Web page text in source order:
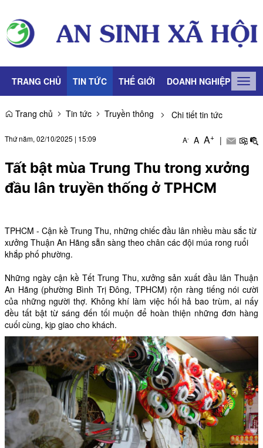
TRANG CHỦ TIN TỨC THẾ GIỚI DOANH NGHIỆP LAO
Trang chủ
Tin tức Truyền thông Chi tiết tin tức
Thứ năm, 02/10/2025 | 15:09 A- A A+ |
Tất bật mùa Trung Thu trong xưởng
đầu lân truyền thống ở TPHCM
TPHCM - Cận kề Trung Thu, những chiếc đầu lân nhiều màu sắc từ
xưởng Thuận An Hãng sẵn sàng theo chân các đội múa rong ruổi
khắp phố phường.
Những ngày cận kề Tết Trung Thu, xưởng sản xuất đầu lân Thuận
An Hãng (phường Bình Trị Đông, TPHCM) rộn ràng tiếng nói cười
của những người thợ. Không khí làm việc hối hả bao trùm, ai nấy
đều tất bật từ sáng đến tối muộn để hoàn thiện những đơn hàng
cuối cùng, kịp giao cho khách.